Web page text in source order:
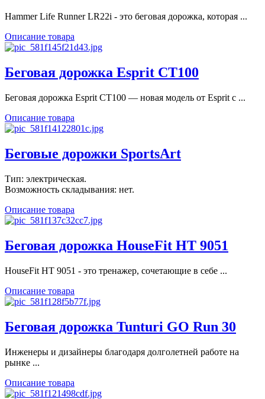
Hammer Life Runner LR22i - это беговая дорожка, которая ...
Описание товара
Беговая дорожка Esprit CT100
Беговая дорожка Esprit CT100 — новая модель от Esprit с ...
Описание товара
Беговые дорожки SportsArt
Тип: электрическая.
Возможность складывания: нет.
Описание товара
Беговая дорожка HouseFit HT 9051
HouseFit HT 9051 - это тренажер, сочетающие в себе ...
Описание товара
Беговая дорожка Tunturi GO Run 30
Инженеры и дизайнеры благодаря долголетней работе на
рынке ...
Описание товара